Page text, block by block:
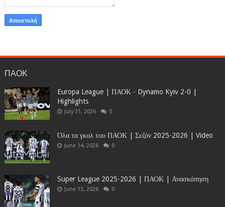
ΠΑΟΚ
Europa League | ΠΑΟΚ - Dynamo Kyiv 2-0 |
Highlights
July 31, 2026 0
Όλα τα γκολ του ΠΑΟΚ | Σεζόν 2025-2026 | Video
June 14, 2026 0
Super League 2025-2026 | ΠΑΟΚ | Ανασκόπηση
June 13, 2026 0